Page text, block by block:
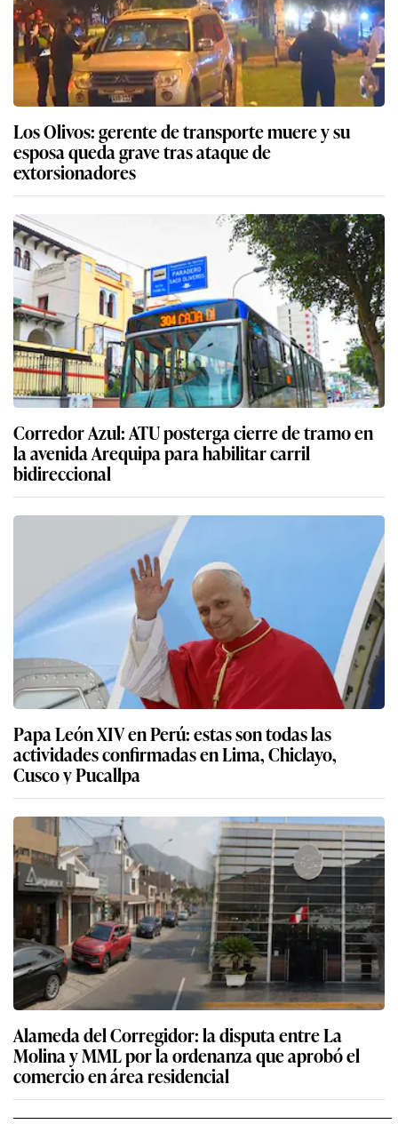
Los Olivos: gerente de transporte muere y su
esposa queda grave tras ataque de
extorsionadores
Corredor Azul: ATU posterga cierre de tramo en
la avenida Arequipa para habilitar carril
bidireccional
Papa León XIV en Perú: estas son todas las
actividades confirmadas en Lima, Chiclayo,
Cusco y Pucallpa
Alameda del Corregidor: la disputa entre La
Molina y MML por la ordenanza que aprobó el
comercio en área residencial